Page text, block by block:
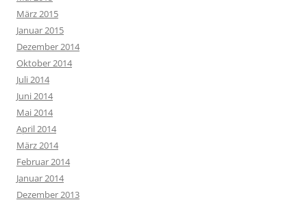
März 2015
Januar 2015
Dezember 2014
Oktober 2014
Juli 2014
Juni 2014
Mai 2014
April 2014
März 2014
Februar 2014
Januar 2014
Dezember 2013